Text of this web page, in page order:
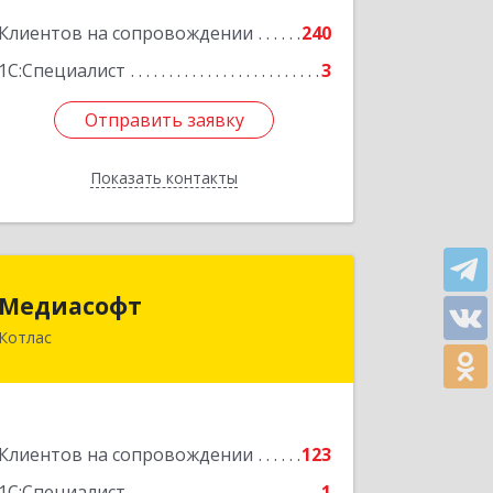
Клиентов на сопровождении
240
1С:Специалист
3
Отправить заявку
Показать контакты
Подробнее
Отправить заявку
Назад
Медиасофт
Котлас
Клиентов на сопровождении
123
165300, Архангельская обл, Котлас г,